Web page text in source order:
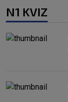
N1 KVIZ